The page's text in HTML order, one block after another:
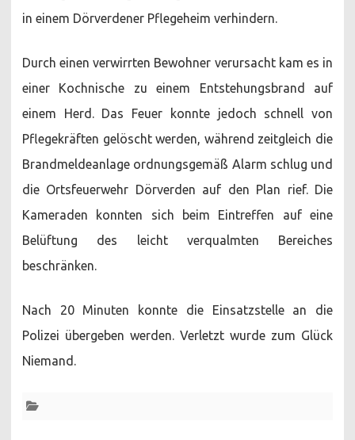
in einem Dörverdener Pflegeheim verhindern.
Durch einen verwirrten Bewohner verursacht kam es in
einer Kochnische zu einem Entstehungsbrand auf
einem Herd. Das Feuer konnte jedoch schnell von
Pflegekräften gelöscht werden, während zeitgleich die
Brandmeldeanlage ordnungsgemäß Alarm schlug und
die Ortsfeuerwehr Dörverden auf den Plan rief. Die
Kameraden konnten sich beim Eintreffen auf eine
Belüftung des leicht verqualmten Bereiches
beschränken.
Nach 20 Minuten konnte die Einsatzstelle an die
Polizei übergeben werden. Verletzt wurde zum Glück
Niemand.